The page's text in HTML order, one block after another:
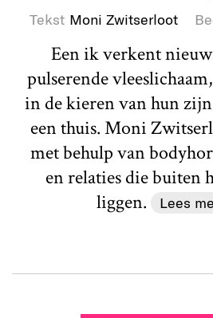
Tekst Moni Zwitserloot
Een ik verkent
pulserende
in de kieren van hun
een thuis. Moni
met behulp van
en relaties die buiten
liggen.
Lees